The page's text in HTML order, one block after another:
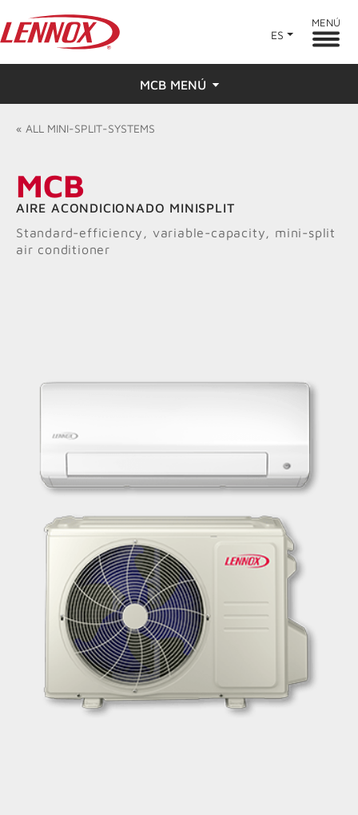
ES
MENÚ
MCB MENÚ
Descripción general
Calificaciones y reseñas
Buscar un distribuidor
« ALL MINI-SPLIT-SYSTEMS
MCB
AIRE ACONDICIONADO MINISPLIT
Standard-efficiency, variable-capacity, mini-split
air conditioner